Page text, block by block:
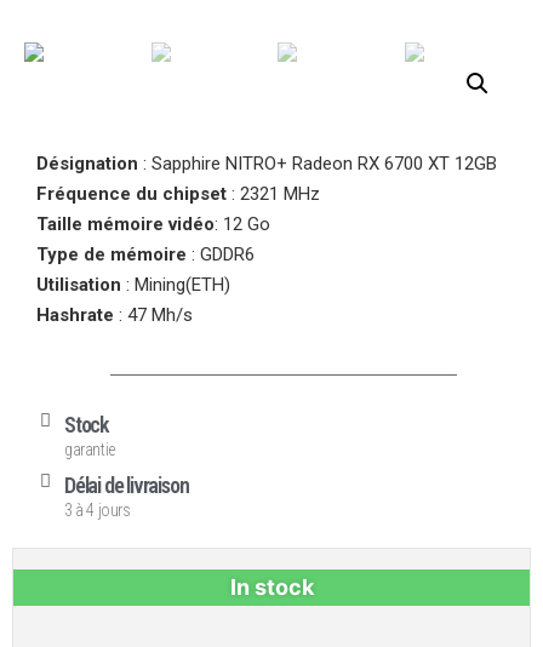
Désignation : Sapphire NITRO+ Radeon RX 6700 XT 12GB
Fréquence du chipset : 2321 MHz
Taille mémoire vidéo: 12 Go
Type de mémoire : GDDR6
Utilisation : Mining(ETH)
Hashrate : 47 Mh/s
Stock
garantie
Délai de livraison
3 à 4 jours
In stock